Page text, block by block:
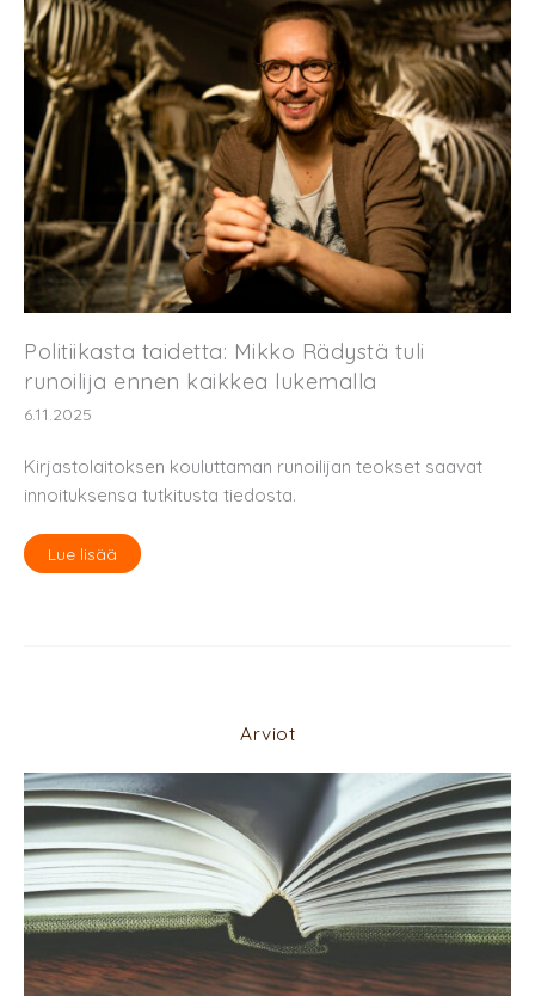
Politiikasta taidetta: Mikko Rädystä tuli
runoilija ennen kaikkea lukemalla
6.11.2025
Kirjastolaitoksen kouluttaman runoilijan teokset saavat
innoituksensa tutkitusta tiedosta.
Lue lisää
Arviot